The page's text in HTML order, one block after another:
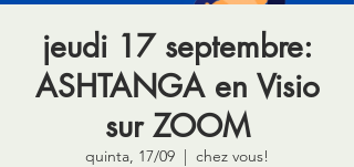
jeudi 17 septembre:
ASHTANGA en Visio
sur ZOOM
quinta, 17/09
  |
chez vous!